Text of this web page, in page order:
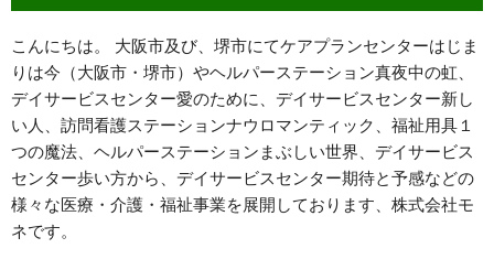
こんにちは。 大阪市及び、堺市にてケアプランセンターはじま
りは今（大阪市・堺市）やヘルパーステーション真夜中の虹、
デイサービスセンター愛のために、デイサービスセンター新し
い人、訪問看護ステーションナウロマンティック、福祉用具１
つの魔法、ヘルパーステーションまぶしい世界、デイサービス
センター歩い方から、デイサービスセンター期待と予感などの
様々な医療・介護・福祉事業を展開しております、株式会社モ
ネです。